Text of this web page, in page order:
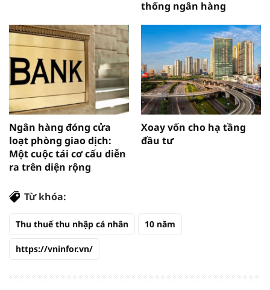
thống ngân hàng
Ngân hàng đóng cửa
loạt phòng giao dịch:
Một cuộc tái cơ cấu diễn
ra trên diện rộng
Xoay vốn cho hạ tầng
đầu tư
Từ khóa:
Thu thuế thu nhập cá nhân 10 năm
https://vninfor.vn/